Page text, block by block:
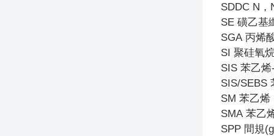
SDDC N
SE 磺乙基
SGA 丙烯
SI 聚硅氧
SIS 苯乙
SIS/SEBS
SM 苯乙烯
SMA 苯乙
SPP 間規